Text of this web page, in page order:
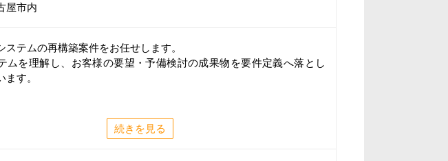
屋市内
ステムの再構築案件をお任せします。
ムを理解し、お客様の要望・予備検討の成果物を要件定義へ落とし
ます。
のＩＴエンジニアとしての特別な制度
ラスの66社員（プロフェッショナル社員）としてご活躍いただきま
続きを見る